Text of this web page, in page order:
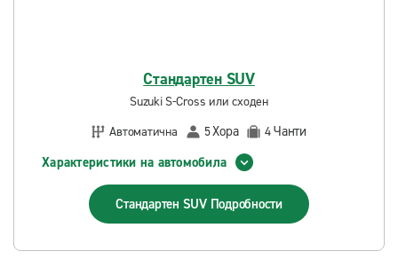
Стандартен SUV
Suzuki S-Cross или сходен
Автоматична
5Хора 4Чанти
Характеристики на автомобила
Стандартен SUV Подробности